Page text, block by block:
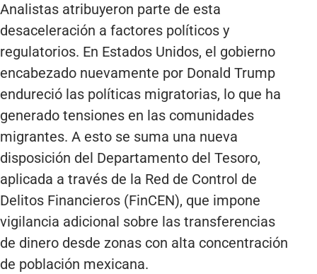
Analistas atribuyeron parte de esta
desaceleración a factores políticos y
regulatorios. En Estados Unidos, el gobierno
encabezado nuevamente por Donald Trump
endureció las políticas migratorias, lo que ha
generado tensiones en las comunidades
migrantes. A esto se suma una nueva
disposición del Departamento del Tesoro,
aplicada a través de la Red de Control de
Delitos Financieros (FinCEN), que impone
vigilancia adicional sobre las transferencias
de dinero desde zonas con alta concentración
de población mexicana.